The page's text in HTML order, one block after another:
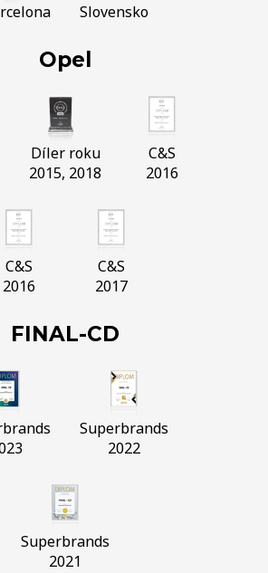
Slovensko
Opel
Díler roku
2015, 2018
C&S
2016
C&S
2016
C&S
2017
FINAL-CD
Superbrands
2022
Superbrands
2021